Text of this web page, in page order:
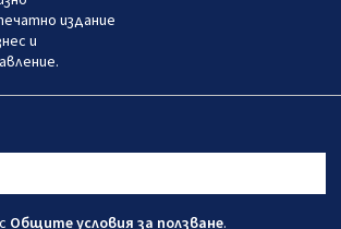
издание
и
Общите условия за ползване.